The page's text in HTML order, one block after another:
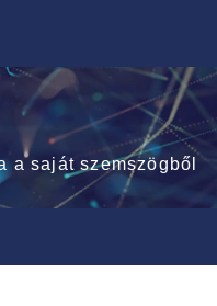
a saját szemszögből